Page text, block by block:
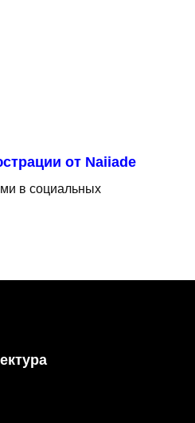
от Naiiade
в социальных